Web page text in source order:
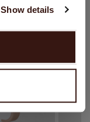
Show details